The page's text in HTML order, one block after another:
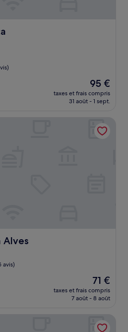
Le
nouveau
prix
de
95 €
95 €
taxes et frais compris
31 août - 1 sept.
Alves
avis)
Le
nouveau
prix
de
71 €
71 €
taxes et frais compris
7 août - 8 août